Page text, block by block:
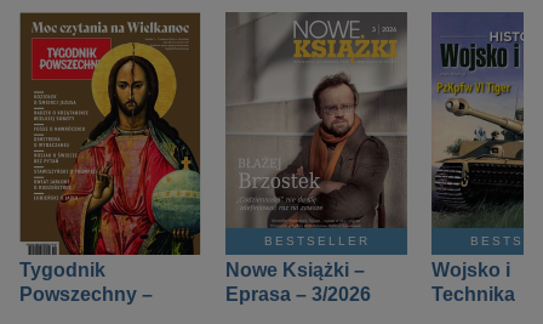
Tygodnik
Powszechny –
BESTSELLER
Nowe Książki –
Eprasa – 3/2026
Wojsko i
Technika